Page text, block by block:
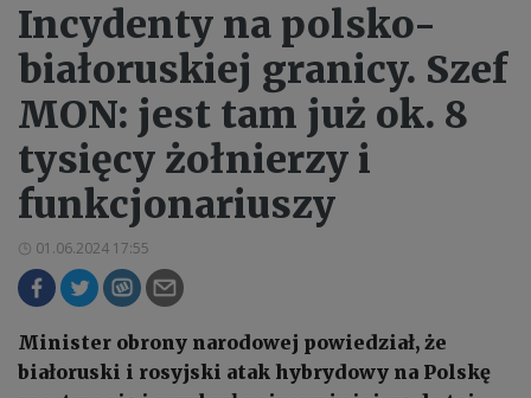
Incydenty na polsko-
białoruskiej granicy. Szef
MON: jest tam już ok. 8
tysięcy żołnierzy i
funkcjonariuszy
01.06.2024 17:55
Minister obrony narodowej powiedział, że
białoruski i rosyjski atak hybrydowy na Polskę